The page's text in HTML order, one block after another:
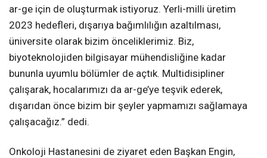
ar-ge için de oluşturmak istiyoruz. Yerli-milli üretim
2023 hedefleri, dışarıya bağımlılığın azaltılması,
üniversite olarak bizim önceliklerimiz. Biz,
biyoteknolojiden bilgisayar mühendisliğine kadar
bununla uyumlu bölümler de açtık. Multidisipliner
çalışarak, hocalarımızı da ar-ge’ye teşvik ederek,
dışarıdan önce bizim bir şeyler yapmamızı sağlamaya
çalışacağız.” dedi.
Onkoloji Hastanesini de ziyaret eden Başkan Engin,